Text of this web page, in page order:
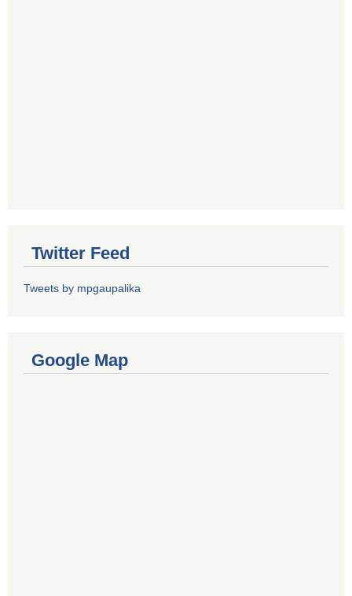
Twitter Feed
Tweets by mpgaupalika
Google Map